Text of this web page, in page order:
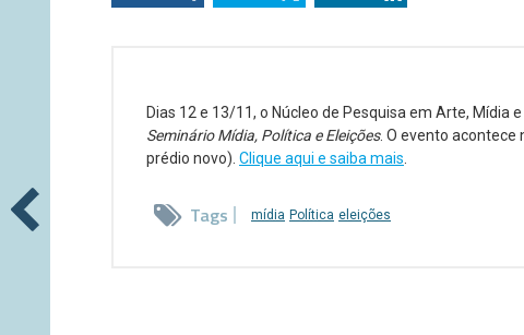
Dias 12 e 13/11, o Núcleo de Pesquisa em Arte, Mídia
Seminário Mídia, Política e Eleições. O evento acontece
prédio novo). Clique aqui e saiba mais
Tags mídia Política eleições